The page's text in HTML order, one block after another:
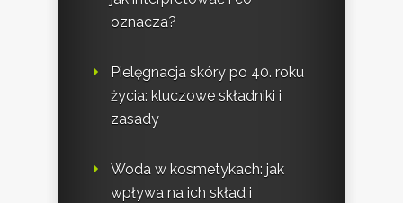
oznacza?
Pielęgnacja skóry po 40. roku
życia: kluczowe składniki i
zasady
Woda w kosmetykach: jak
wpływa na ich skład i